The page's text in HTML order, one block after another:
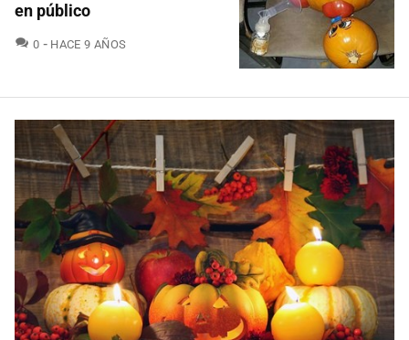
en público
0 COMENTARIOS
HACE 9 AÑOS